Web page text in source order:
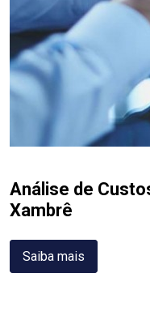
Análise de
Xambrê
Saiba mais